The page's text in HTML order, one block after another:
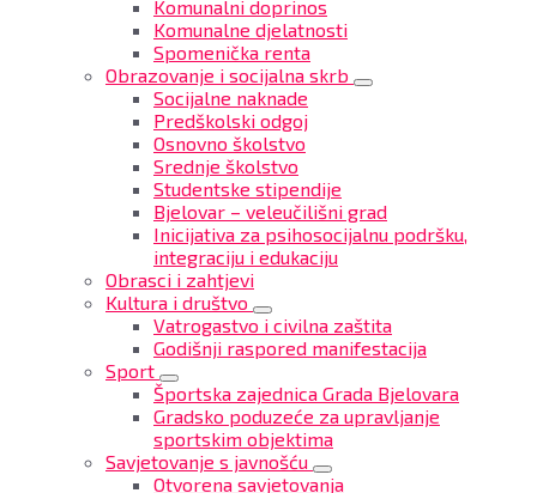
Komunalni doprinos
Komunalne djelatnosti
Spomenička renta
Obrazovanje i socijalna skrb
Socijalne naknade
Predškolski odgoj
Osnovno školstvo
Srednje školstvo
Studentske stipendije
Bjelovar – veleučilišni grad
Inicijativa za psihosocijalnu podršku,
integraciju i edukaciju
Obrasci i zahtjevi
Kultura i društvo
Vatrogastvo i civilna zaštita
Godišnji raspored manifestacija
Sport
Športska zajednica Grada Bjelovara
Gradsko poduzeće za upravljanje
sportskim objektima
Savjetovanje s javnošću
Otvorena savjetovanja